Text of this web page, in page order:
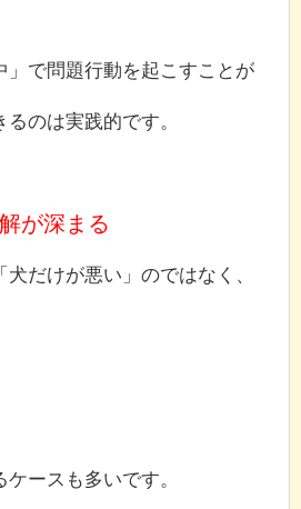
」で問題行動を起こすことが
のは実践的です。
が深まる
だけが悪い」のではなく、
ースも多いです。